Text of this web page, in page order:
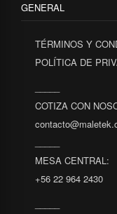
GENERAL
TÉRMINOS Y
POLÍTICA DE
COTIZA CON
MESA CENTRAL:
+56 22 964 2430